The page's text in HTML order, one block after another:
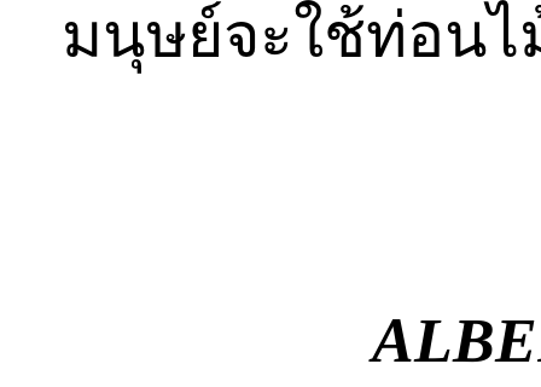
มนุษย์จะใช้ท่อน